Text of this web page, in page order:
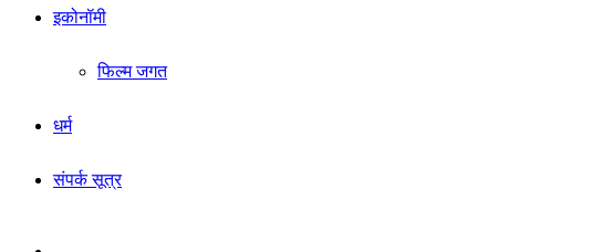
इकोनॉमी
फिल्म जगत
धर्म
संपर्क सूत्र